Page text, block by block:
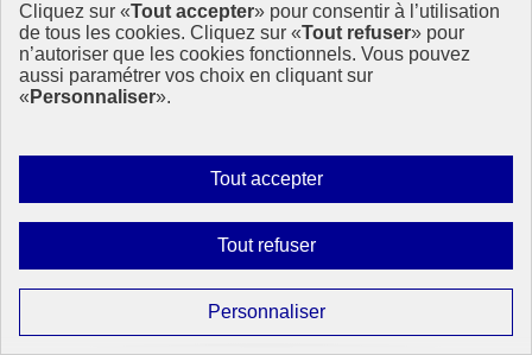
Cliquez sur «Tout accepter» pour consentir à l’utilisation
de tous les cookies. Cliquez sur «Tout refuser» pour
n’autoriser que les cookies fonctionnels. Vous pouvez
aussi paramétrer vos choix en cliquant sur
« Personnaliser».
Tout accepterAutoriser
tous
Tout refuserInterdire
tous
PersonnaliserParamétrer
les